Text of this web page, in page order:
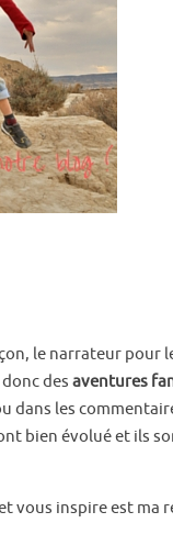
le narrateur pour
des aventures
dans les
bien évolué et ils
vous inspire est ma